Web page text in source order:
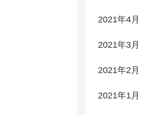
2021年4月
2021年3月
2021年2月
2021年1月